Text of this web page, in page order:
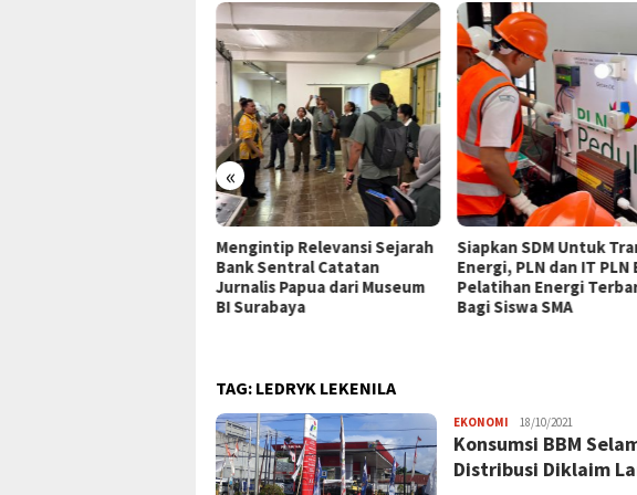
«
Mengintip Relevansi Sejarah
Bank Sentral Catatan
Jurnalis Papua dari Museum
BI Surabaya
Siapkan SDM Untuk
Energi, PLN dan IT PLN
Pelatihan Energi
Bagi Siswa SMA
TAG: LEDRYK LEKENILA
EKONOMI JPatading
18/10/2021
Konsumsi BBM
Distribusi Diklaim